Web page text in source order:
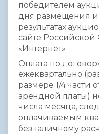
победителем
дня размещения
результатах
сайте
«Интернет».
Оплата по
ежеквартально
размере 1/4 части
арендной платы)
числа месяца,
оплачиваемым
безналичному